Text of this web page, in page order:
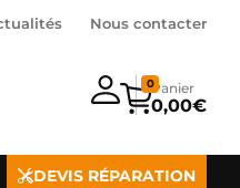
Nous contacter
0,00€
0
DEVIS RÉPARATION